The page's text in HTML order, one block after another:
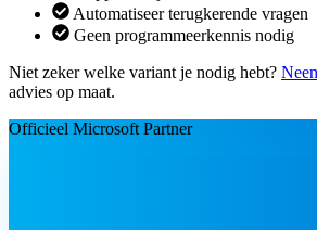
Automatiseer terugkerende vragen
Geen programmeerkennis nodig
Niet zeker welke variant je nodig hebt?
advies op maat.
Officieel Microsoft Partner